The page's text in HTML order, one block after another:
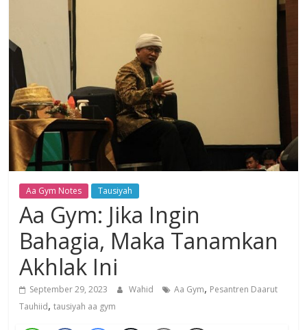
Ikhtiar
Aa Gym Notes Tausiyah
Aa Gym: Jika Ingin
Bahagia, Maka Tanamkan
Akhlak Ini
September 29, 2023 Wahid Aa Gym, Pesantren Daarut
Tauhiid,tausiyah aa gym